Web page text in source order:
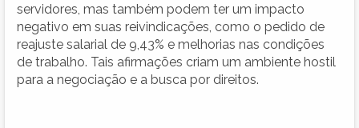
servidores, mas também podem ter um impacto
negativo em suas reivindicações, como o pedido de
reajuste salarial de 9,43% e melhorias nas condições
de trabalho. Tais afirmações criam um ambiente hostil
para a negociação e a busca por direitos.